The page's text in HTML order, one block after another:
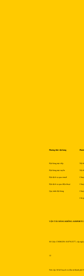
Phương thức đặt hàng
Đặt hàng trực tiếp
Đặt hàng trực tuyến
Đặt dịch vụ qua email
Đặt dịch vụ qua điện thoại
Quy trình đặt hàng
Nội
Nội
Chi
VẬN TẢI HÀNG KHÔNG
Số Giấy CNĐKDN: 0107912577, cấp ngày
12
Nơi cấp: Sở kế hoạch và đầu tư thành phố